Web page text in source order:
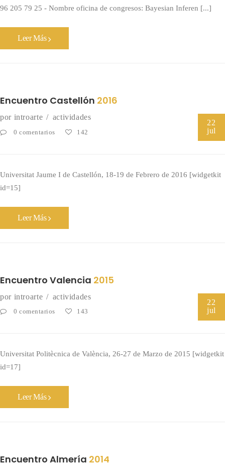
96 205 79 25 - Nombre oficina de congresos: Bayesian Inferen [...]
Leer Más
Encuentro Castellón 2016
por introarte actividades
0 comentarios 142
22
jul
Universitat Jaume I de Castellón, 18-19 de Febrero de 2016 [widgetkit
id=15]
Leer Más
Encuentro Valencia 2015
por introarte actividades
0 comentarios 143
22
jul
Universitat Politècnica de València, 26-27 de Marzo de 2015 [widgetkit
id=17]
Leer Más
Encuentro Almería 2014